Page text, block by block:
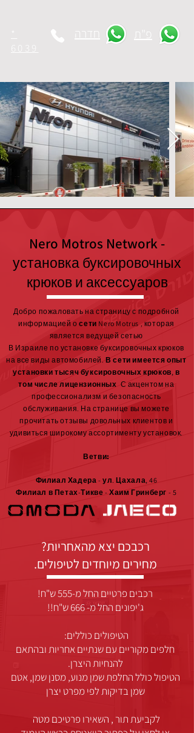
*
6039
פ"ת חדרה
Nero Motros Network -
установка буксировочных
крюков и аксессуаров
Добро пожаловать на страницу с подробной
информацией осети Nero Motrus , которая
является ведущей сетью
В Израиле по установке буксировочных крюков
на все виды автомобилей.В сети имеется опыт
установки тысяч буксировочных крюков, в
том числе лицензионных С акцентом на
профессионализм и безопасность
обслуживания. На странице вы можете
прочитать отзывы довольных клиентов и
удивиться широкому ассортименту установок.
Ветви:
Филиал Хадера - ул. Цахала, 46
Филиал в Петах-Тикве - Хаим Гринберг - 5
רכבכם יצא מהאחריות?
מחירים מיוחדים לטיפולים.
רכבים פרטיים החל מ-555 ש"ח!
ג'יפונים החל מ- 666 ש"ח!!
הטיפולים כוללים:
חלפים מקוריים עם שנתיים אחריות ובהתאם
להנחיות היצרן.
הטיפול כולל החלפת שמן מנוע, מסנן שמן, אטם
שמן בדיקות לפי מפרט יצרן
לקביעת תור , השאירו פרטיכם מטה